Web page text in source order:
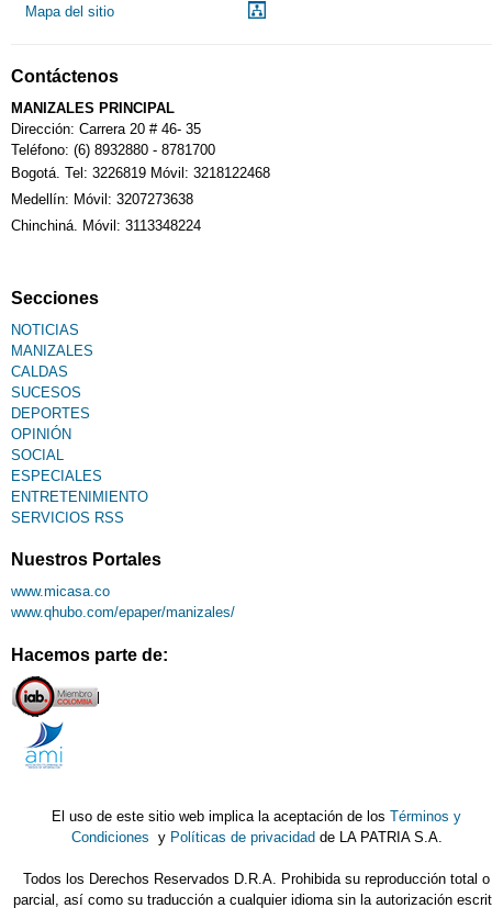
Calendario Tributario
Sudoku
Mapa del sitio
Contáctenos
MANIZALES PRINCIPAL
Dirección: Carrera 20 # 46- 35
Teléfono: (6) 8932880 - 8781700
Bogotá. Tel: 3226819 Móvil: 3218122468
Medellín: Móvil: 3207273638
Chinchiná. Móvil: 3113348224
Secciones
NOTICIAS
MANIZALES
CALDAS
SUCESOS
DEPORTES
OPINIÓN
SOCIAL
ESPECIALES
ENTRETENIMIENTO
SERVICIOS RSS
Nuestros Portales
www.micasa.co
www.qhubo.com/epaper/manizales/
Hacemos parte de:
El uso de este sitio web implica la aceptación de losTérminos y
Condiciones y Políticas de privacidad de LA PATRIA S.A.
Todos los Derechos Reservados D.R.A. Prohibida su reproducción total o
parcial, así como su traducción a cualquier idioma sin la autorización